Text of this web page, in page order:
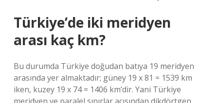
Türkiye’de iki meridyen
arası kaç km?
Bu durumda Türkiye doğudan batıya 19 meridyen
arasında yer almaktadır; güney 19 x 81 = 1539 km
iken, kuzey 19 x 74 = 1406 km’dir. Yani Türkiye